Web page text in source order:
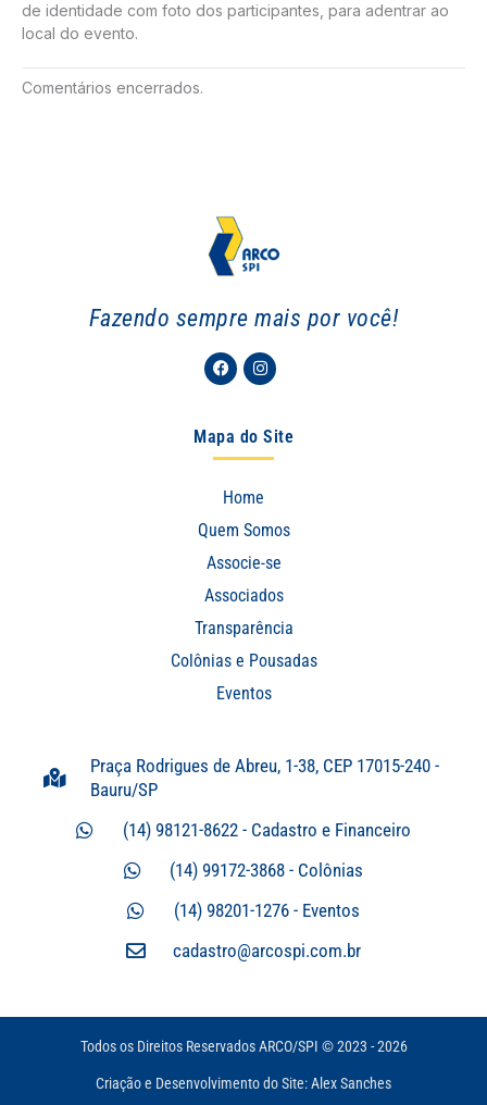
de identidade com foto dos participantes, para adentrar ao
local do evento.
Comentários encerrados.
Fazendo sempre mais por você!
FacebookInstagram
Mapa do Site
Home
Quem Somos
Associe-se
Associados
Transparência
Colônias e Pousadas
Eventos
Praça Rodrigues de Abreu, 1-38, CEP 17015-240 -
Bauru/SP
(14) 98121-8622 - Cadastro e Financeiro
(14) 99172-3868 - Colônias
(14) 98201-1276 - Eventos
cadastro@arcospi.com.br
Todos os Direitos Reservados ARCO/SPI © 2023 - 2026
Criação e Desenvolvimento do Site: Alex Sanches